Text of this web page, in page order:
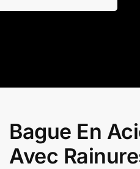
Bague En
Avec